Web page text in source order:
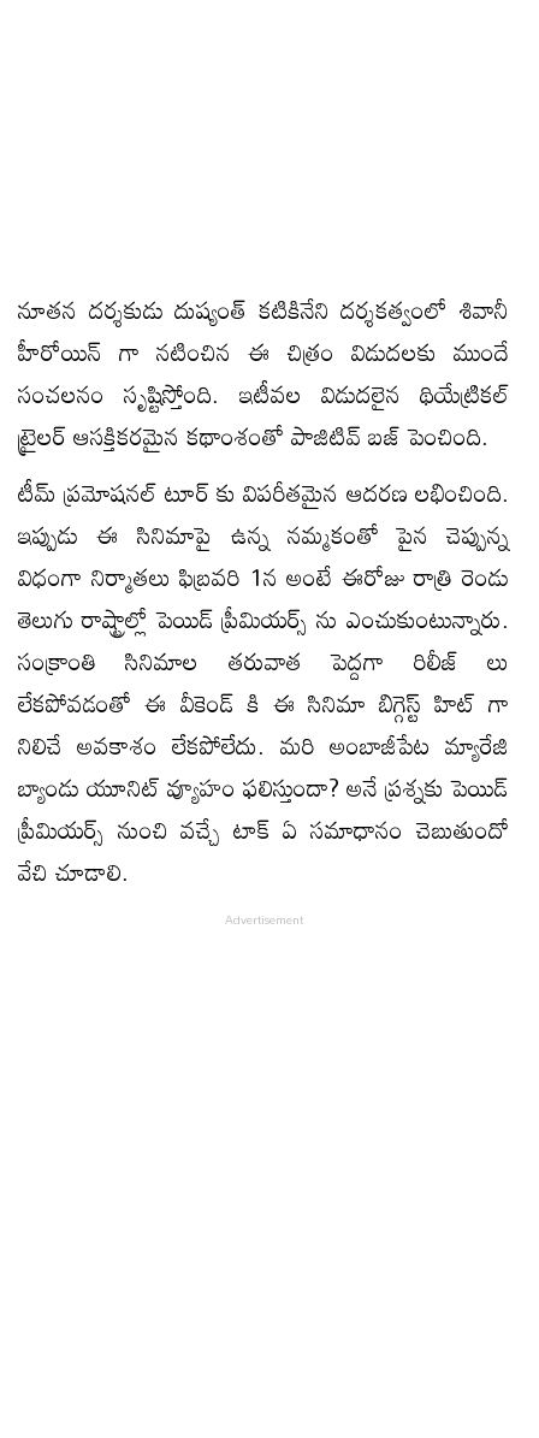
నూతన దర్శకుడు దుష్యంత్ కటికినేని దర్శకత్వంలో శివానీ
హీరోయిన్ గా నటించిన ఈ చిత్రం విడుదలకు ముందే
సంచలనం సృష్టిస్తోంది. ఇటీవల విడుదలైన థియేట్రికల్
ట్రైలర్ ఆసక్తికరమైన కథాంశంతో పాజిటివ్ బజ్ పెంచింది.
టీమ్ ప్రమోషనల్ టూర్ కు విపరీతమైన ఆదరణ లభించింది.
ఇప్పుడు ఈ సినిమాపై ఉన్న నమ్మకంతో పైన చెప్పున్న
విధంగా నిర్మాతలు ఫిబ్రవరి 1న అంటే ఈరోజు రాత్రి రెండు
తెలుగు రాష్ట్రాల్లో పెయిడ్ ప్రీమియర్స్ ను ఎంచుకుంటున్నారు.
సంక్రాంతి సినిమాల తరువాత పెద్దగా రిలీజ్ లు
లేకపోవడంతో ఈ వీకెండ్ కి ఈ సినిమా బిగ్గెస్ట్ హిట్ గా
నిలిచే అవకాశం లేకపోలేదు. మరి అంబాజీపేట మ్యారేజి
బ్యాండు యూనిట్ వ్యూహం ఫలిస్తుందా? అనే ప్రశ్నకు పెయిడ్
ప్రీమియర్స్ నుంచి వచ్చే టాక్ ఏ సమాధానం చెబుతుందో
వేచి చూడాలి.